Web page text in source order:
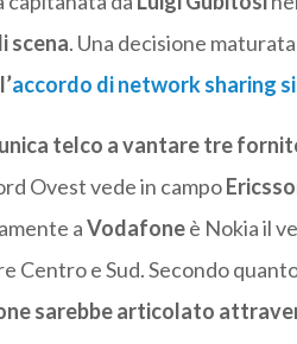
scena. Una decisione
accordo di network sharing
telco a vantare tre
Ovest vede in campo
aVodafoneè Nokia il
Centro e Sud. Secondo
sarebbe articolato